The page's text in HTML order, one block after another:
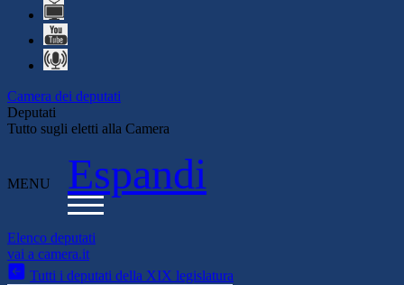
Camera dei deputati
Deputati
Tutto sugli eletti alla Camera
MENU Espandi
Elenco deputati
vai a camera.it
Tutti i deputati della XIX legislatura